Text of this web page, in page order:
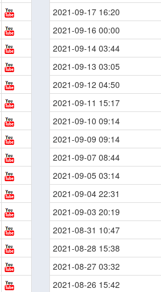
2021-09-17 16:20
2021-09-16 00:00
2021-09-14 03:44
2021-09-13 03:05
2021-09-12 04:50
2021-09-11 15:17
2021-09-10 09:14
2021-09-09 09:14
2021-09-07 08:44
2021-09-05 03:14
2021-09-04 22:31
2021-09-03 20:19
2021-08-31 10:47
2021-08-28 15:38
2021-08-27 03:32
2021-08-26 15:42